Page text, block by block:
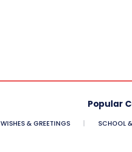
Popular
WISHES & GREETINGS SCHOOL